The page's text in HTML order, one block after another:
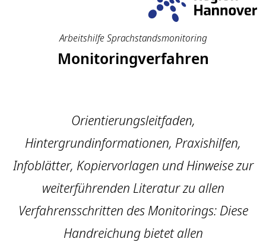
Arbeitshilfe Sprachstandsmonitoring
Monitoringverfahren
Orientierungsleitfaden,
Hintergrundinformationen, Praxishilfen,
Infoblätter, Kopiervorlagen und Hinweise zur
weiterführenden Literatur zu allen
Verfahrensschritten des Monitorings: Diese
Handreichung bietet allen